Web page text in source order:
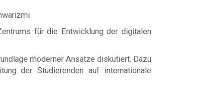
für die Entwicklung der digitalen
moderner Ansätze diskutiert. Dazu
der Studierenden auf internationale